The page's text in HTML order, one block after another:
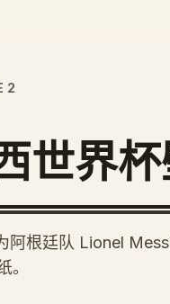
2
世界
阿根廷队 Lionel
。